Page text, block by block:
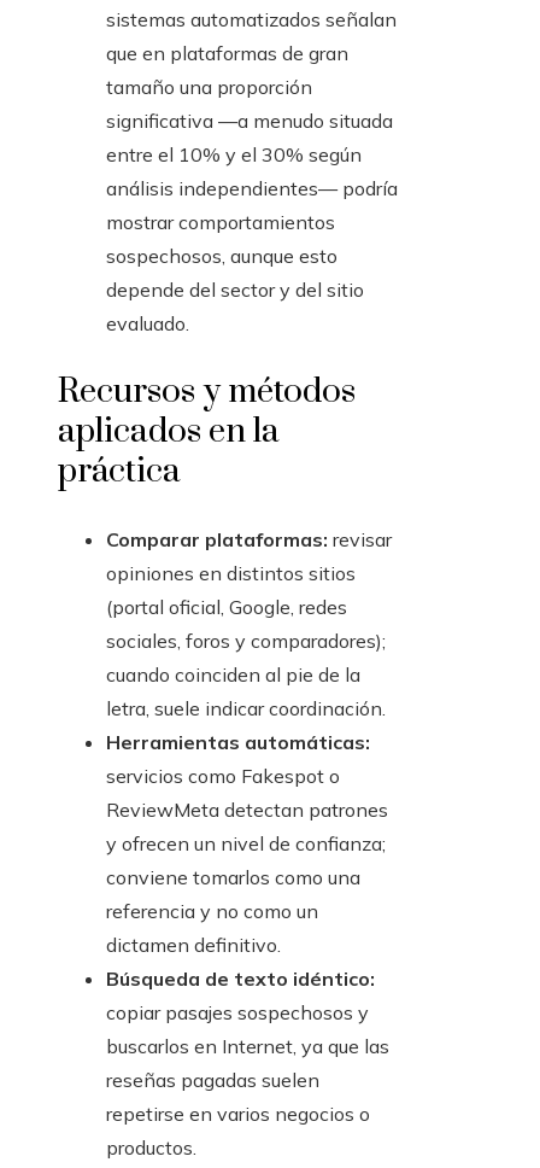
sistemas automatizados señalan
que en plataformas de gran
tamaño una proporción
significativa —a menudo situada
entre el 10% y el 30% según
análisis independientes— podría
mostrar comportamientos
sospechosos, aunque esto
depende del sector y del sitio
evaluado.
Recursos y métodos
aplicados en la
práctica
Comparar plataformas: revisar
opiniones en distintos sitios
(portal oficial, Google, redes
sociales, foros y comparadores);
cuando coinciden al pie de la
letra, suele indicar coordinación.
Herramientas automáticas:
servicios como Fakespot o
ReviewMeta detectan patrones
y ofrecen un nivel de confianza;
conviene tomarlos como una
referencia y no como un
dictamen definitivo.
Búsqueda de texto idéntico:
copiar pasajes sospechosos y
buscarlos en Internet, ya que las
reseñas pagadas suelen
repetirse en varios negocios o
productos.